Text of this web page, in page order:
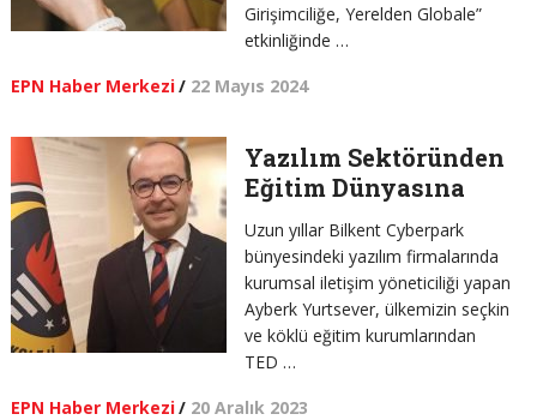
Girişimciliğe, Yerelden Globale”
etkinliğinde …
EPN Haber Merkezi/ 22 Mayıs 2024
Yazılım Sektöründen
Eğitim Dünyasına
Uzun yıllar Bilkent Cyberpark
bünyesindeki yazılım firmalarında
kurumsal iletişim yöneticiliği yapan
Ayberk Yurtsever, ülkemizin seçkin
ve köklü eğitim kurumlarından
TED …
EPN Haber Merkezi/ 20 Aralık 2023